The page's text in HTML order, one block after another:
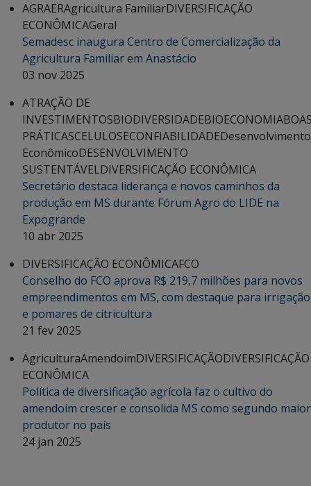
AGRAERAgricultura FamiliarDIVERSIFICAÇÃO
ECONÔMICAGeral
Semadesc inaugura Centro de Comercialização da
Agricultura Familiar em Anastácio
03 nov 2025
ATRAÇÃO DE
INVESTIMENTOSBIODIVERSIDADEBIOECONOMIA
PRÁTICASCELULOSECONFIABILIDADEDesenvolvimento
EconômicoDESENVOLVIMENTO
SUSTENTÁVELDIVERSIFICAÇÃO ECONÔMICA
Secretário destaca liderança e novos caminhos da
produção em MS durante Fórum Agro do LIDE na
Expogrande
10 abr 2025
DIVERSIFICAÇÃO ECONÔMICAFCO
Conselho do FCO aprova R$ 219,7 milhões para novos
empreendimentos em MS, com destaque para irrigação
e pomares de citricultura
21 fev 2025
AgriculturaAmendoimDIVERSIFICAÇÃODIVERSIFICAÇÃO
ECONÔMICA
Política de diversificação agrícola faz o cultivo do
amendoim crescer e consolida MS como segundo maior
produtor no país
24 jan 2025